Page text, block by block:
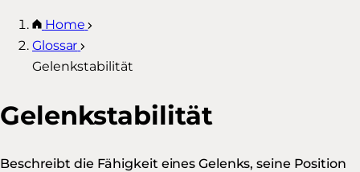
Home
Glossar
Gelenkstabilität
Gelenkstabilität
Beschreibt die Fähigkeit eines Gelenks, seine Position